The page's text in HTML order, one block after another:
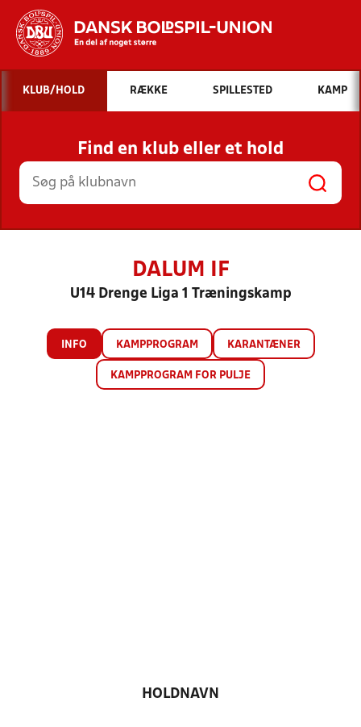
Hvad vil du søge efter?
INDHOLD OG NYHEDER
STILLINGER, RESULTATER, KLUBBER OG
HOLD
KLUB/HOLD RÆKKE SPILLESTED KAMP
Find en klub eller et hold
DALUM IF
U14 Drenge Liga 1 Træningskamp
INFO KAMPPROGRAM KARANTÆNER
KAMPPROGRAM FOR PULJE
HOLDNAVN